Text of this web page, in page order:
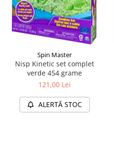
Spin Master
Nisp Kinetic set complet
verde 454 grame
121,00 Lei
ALERTĂ STOC